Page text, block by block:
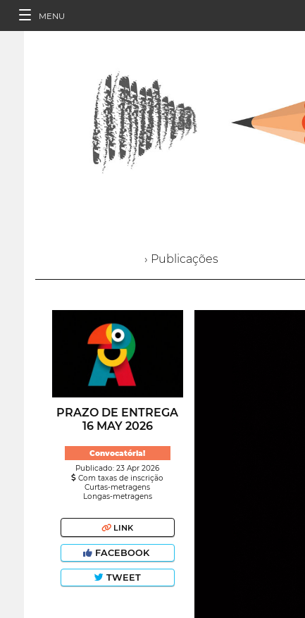
MENU
› Publicações
PRAZO DE ENTREGA
16 MAY 2026
Convocatória!
Publicado: 23 Apr 2026
Com taxas de inscrição
Curtas-metragens
Longas-metragens
LINK
FACEBOOK
TWEET